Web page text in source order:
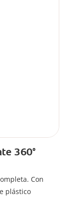
360°
Con
plástico